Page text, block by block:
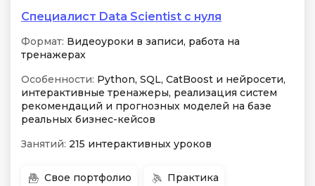
Специалист Data Scientist с нуля
Формат: Видеоуроки в записи, работа на
тренажерах
Особенности: Python, SQL, CatBoost и нейросети,
интерактивные тренажеры, реализация систем
рекомендаций и прогнозных моделей на базе
реальных бизнес-кейсов
Занятий: 215 интерактивных уроков
Свое портфолио Практика